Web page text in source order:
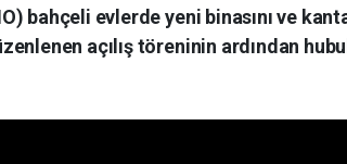
bahçeli evlerde yeni binasını ve
açılış töreninin ardından